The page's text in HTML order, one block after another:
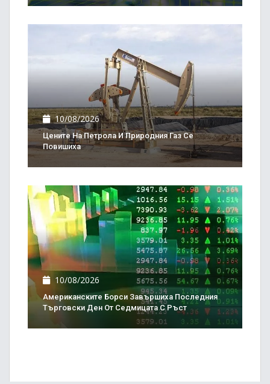
10/08/2026
Цените На Петрола И Природния Газ Се
Повишиха
10/08/2026
Американските Борси Завършиха Последния
Търговски Ден От Седмицата С Ръст